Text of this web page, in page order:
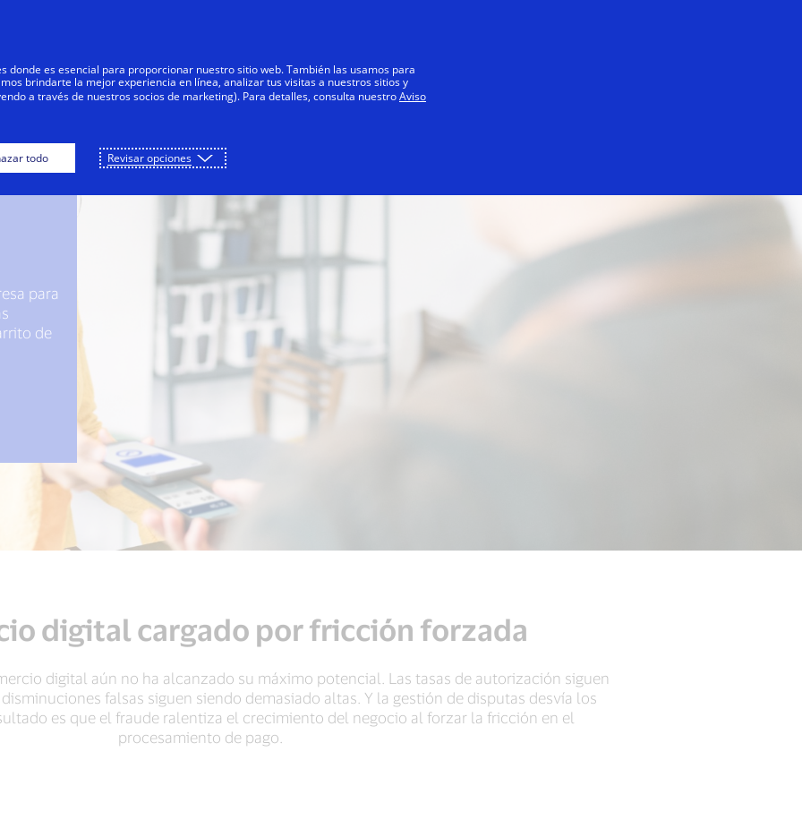
Personas Negocios Innovadores Todos
para
de
digital cargado por fricción forzada
digital aún no ha alcanzado su máximo potencial. Las tasas de autorización siguen
falsas siguen siendo demasiado altas. Y la gestión de disputas desvía los
es que el fraude ralentiza el crecimiento del negocio al forzar la fricción en el
procesamiento de pago.
donde es esencial para proporcionar nuestro sitio web. También las usamos para
brindarte la mejor experiencia en línea, analizar tus visitas a nuestros sitios y
a través de nuestros socios de marketing). Para detalles, consulta nuestroAviso
todo Revisar opciones